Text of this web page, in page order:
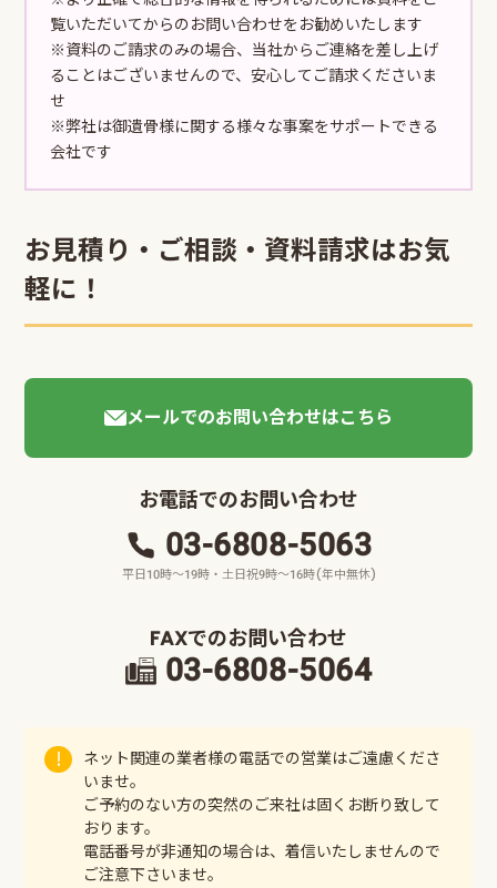
覧いただいてからのお問い合わせをお勧めいたします
※資料のご請求のみの場合、当社からご連絡を差し上げ
ることはございませんので、安心してご請求くださいま
せ
※弊社は御遺骨様に関する様々な事案をサポートできる
会社です
お見積り・ご相談・資料請求はお気
軽に！
メールでのお問い合わせはこちら
お電話でのお問い合わせ
03-6808-5063
平日10時～19時・土日祝9時～16時(年中無休)
FAXでのお問い合わせ
03-6808-5064
ネット関連の業者様の電話での営業はご遠慮くださ
いませ。
ご予約のない方の突然のご来社は固くお断り致して
おります。
電話番号が非通知の場合は、着信いたしませんので
ご注意下さいませ。